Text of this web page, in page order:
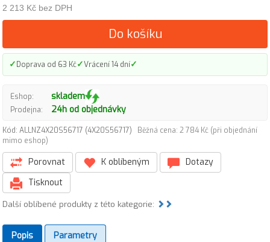
2 213 Kč bez DPH
Do košíku
✓Doprava od 63 Kč✓Vrácení 14 dní✓
Eshop: skladem
Prodejna: 24h od objednávky
Kód: ALLNZ4X20S56717 (4X20S56717)
Běžná cena: 2 784 Kč (při objednání
mimo eshop)
Porovnat K oblíbeným
Dotazy
Tisknout
Další oblíbené produkty z této kategorie:
Popis Parametry